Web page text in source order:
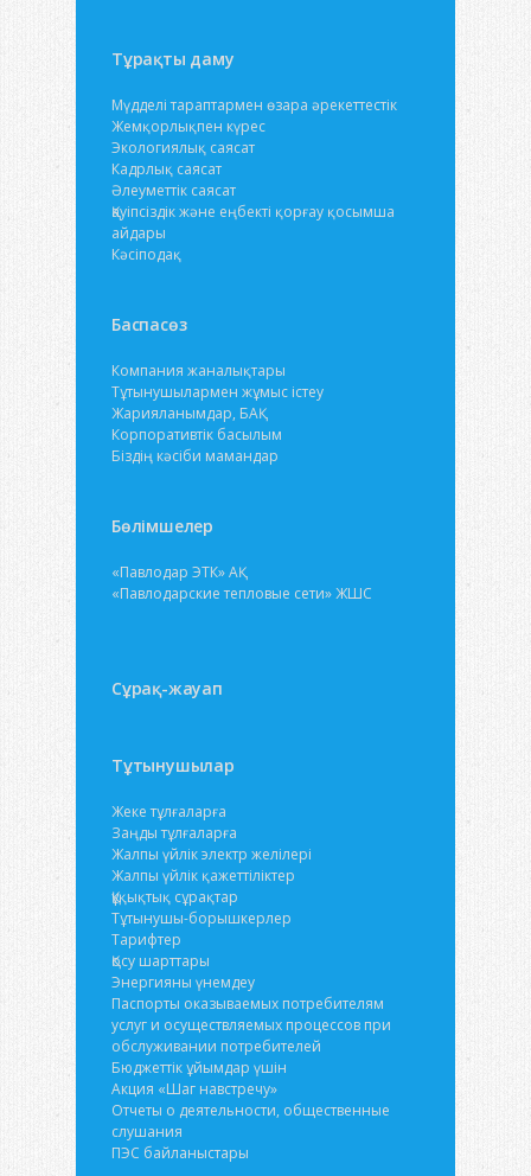
Тұрақты даму
Мүдделі тараптармен өзара әрекеттестік
Жемқорлықпен күрес
Экологиялық саясат
Кадрлық саясат
Әлеуметтік саясат
Қауіпсіздік және еңбекті қорғау қосымша
айдары
Кәсіподақ
Баспасөз
Компания жаналықтары
Тұтынушылармен жұмыс істеу
Жарияланымдар, БАҚ
Корпоративтік басылым
Біздің кәсіби мамандар
Бөлімшелер
«Павлодар ЭТК» АҚ
«Павлодарские тепловые сети» ЖШС
Сұрақ-жауап
Тұтынушылар
Жеке тұлғаларға
Заңды тұлғаларға
Жалпы үйлік электр желілері
Жалпы үйлік қажеттіліктер
Құқықтық сұрақтар
Тұтынушы-борышкерлер
Тарифтер
Қосу шарттары
Энергияны үнемдеу
Паспорты оказываемых потребителям
услуг и осуществляемых процессов при
обслуживании потребителей
Бюджеттік ұйымдар үшін
Акция «Шаг навстречу»
Отчеты о деятельности, общественные
слушания
ПЭС байланыстары